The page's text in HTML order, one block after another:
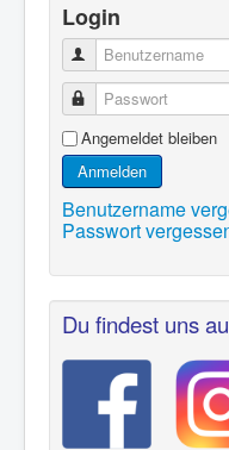
Login
Benutzername
Passwort
Angemeldet bleiben
Anmelden
Benutzername
Passwort
Du findest uns